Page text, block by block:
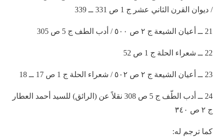
/ ديوان القرن الثاني عشر ج 1 ص 331 ــ 339
21 ــ أعيان الشيعة ج ٢ ص ٥٠٠ / أدب الطف ج 5 ص 305
22 ــ شعراء الحلة ج 1 ص 52
23 ــ أعيان الشيعة ج ٢ ص ٥٠٢ / شعراء الحلة ج 1 ص 17 ــ 18
24 ــ أدب الطّف ج 5 ص 308 نقلاً عن (الرائق) للسيد أحمد العطار
ج ٢ ص ٣٤٠
كما ترجم له: